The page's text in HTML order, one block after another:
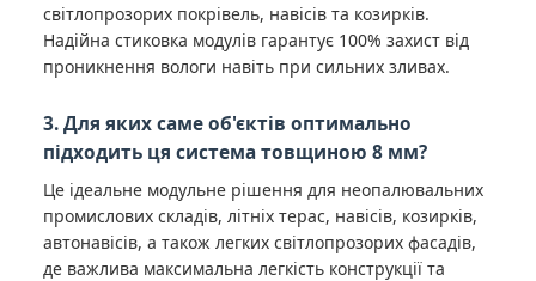
світлопрозорих покрівель, навісів та козирків.
Надійна стиковка модулів гарантує 100% захист від
проникнення вологи навіть при сильних зливах.
3. Для яких саме об'єктів оптимально
підходить ця система товщиною 8 мм?
Це ідеальне модульне рішення для неопалювальних
промислових складів, літніх терас, навісів, козирків,
автонавісів, а також легких світлопрозорих фасадів,
де важлива максимальна легкість конструкції та